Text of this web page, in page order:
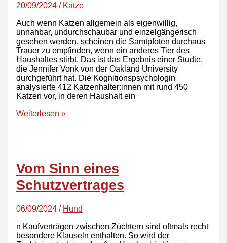
20/09/2024 / Katze
Auch wenn Katzen allgemein als eigenwillig,
unnahbar, undurchschaubar und einzelgängerisch
gesehen werden, scheinen die Samtpfoten durchaus
Trauer zu empfinden, wenn ein anderes Tier des
Haushaltes stirbt. Das ist das Ergebnis einer Studie,
die Jennifer Vonk von der Oakland University
durchgeführt hat. Die Kognitionspsychologin
analysierte 412 Katzenhalter:innen mit rund 450
Katzen vor, in deren Haushalt ein
Weiterlesen »
Vom Sinn eines
Schutzvertrages
06/09/2024 / Hund
n Kaufverträgen zwischen Züchtern sind oftmals recht
besondere Klauseln enthalten. So wird der